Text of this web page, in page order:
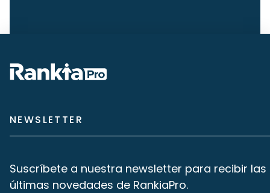
NEWSLETTER
Suscríbete a nuestra newsletter para recibir las
últimas novedades de RankiaPro.